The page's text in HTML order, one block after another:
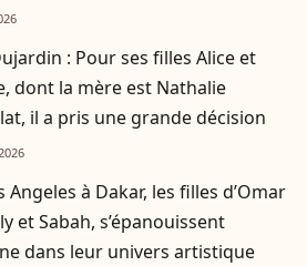
: Pour ses filles Alice et
dont la mère est Nathalie
il a pris une grande décision
Angeles à Dakar, les filles d’Omar
et Sabah, s’épanouissent
dans leur univers artistique